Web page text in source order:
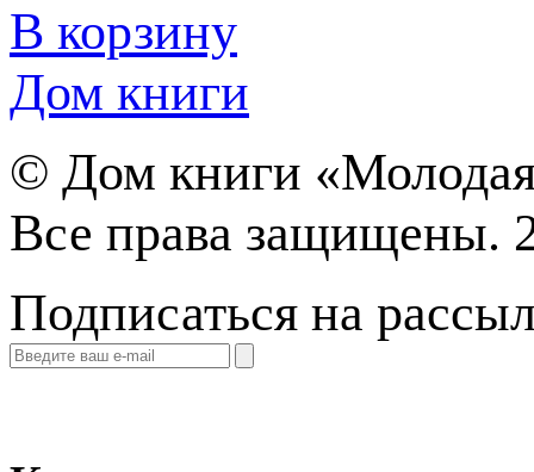
В корзину
Дом книги
© Дом книги
Все права защищены.
Подписаться на